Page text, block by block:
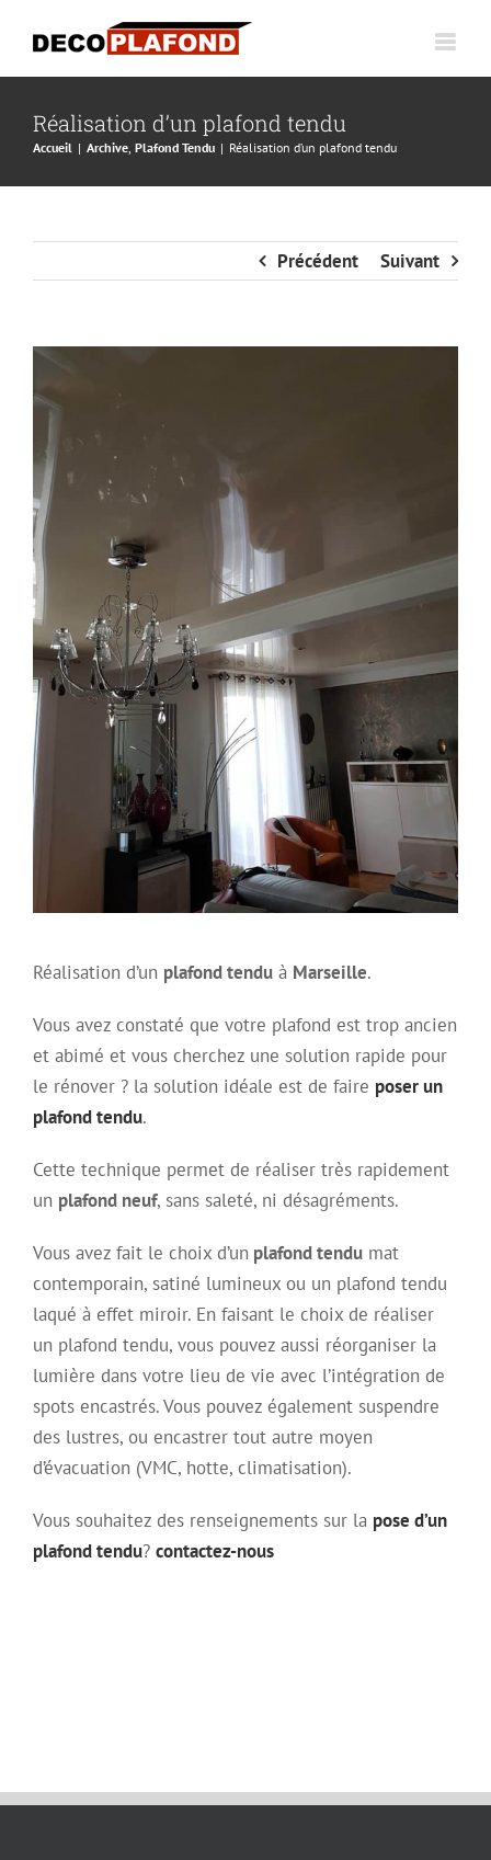
contenu
Réalisation d’un plafond tendu
Accueil Archive Plafond Tendu Réalisation d’un plafond tendu
Précédent Suivant
Voir
l'image
agrandie
Réalisation d’un plafond tendu à Marseille.
Vous avez constaté que votre plafond est trop ancien
et abimé et vous cherchez une solution rapide pour
le rénover ? la solution idéale est de faire poser un
plafond tendu.
Cette technique permet de réaliser très rapidement
un plafond neuf, sans saleté, ni désagréments.
Vous avez fait le choix d’un plafond tendu mat
contemporain, satiné lumineux ou un plafond tendu
laqué à effet miroir. En faisant le choix de réaliser
un plafond tendu, vous pouvez aussi réorganiser la
lumière dans votre lieu de vie avec l’intégration de
spots encastrés. Vous pouvez également suspendre
des lustres, ou encastrer tout autre moyen
d’évacuation (VMC, hotte, climatisation).
Vous souhaitez des renseignements sur la pose d’un
plafond tendu? contactez-nous